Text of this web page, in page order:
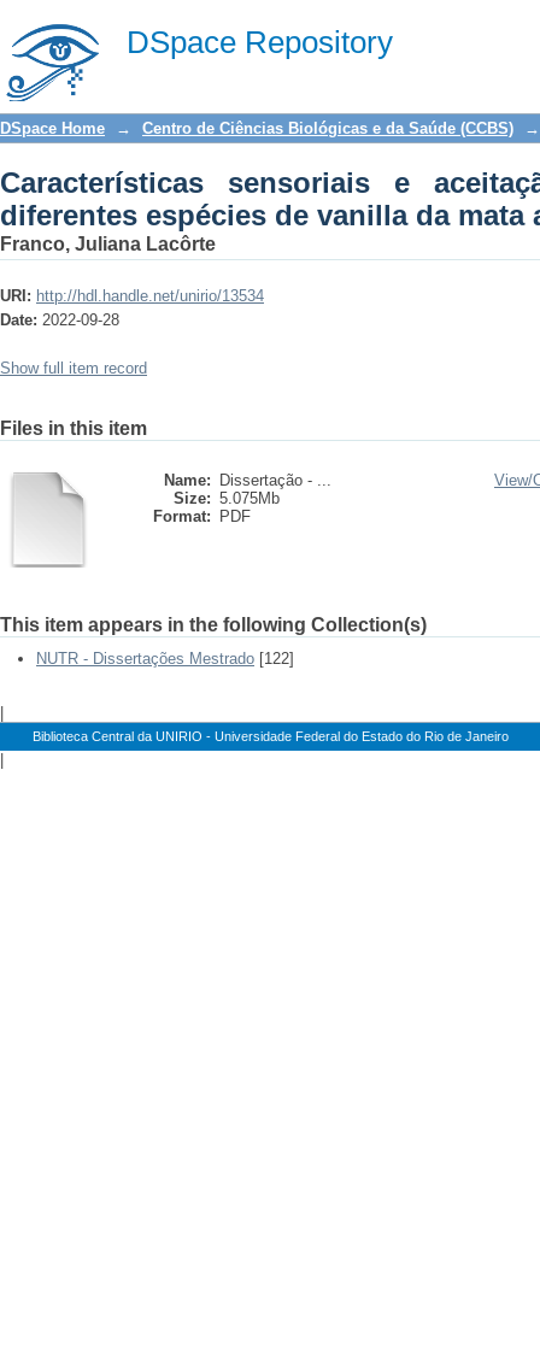
DSpace Repository
Características sensoriais e
da mata atlântica brasileira
DSpace Home → Centro de Ciências Biológicas e da Saúde (CCBS) →
Características sensoriais e
diferentes espécies de vanilla da mata
Franco, Juliana Lacôrte
URI: http://hdl.handle.net/unirio/13534
Date: 2022-09-28
Show full item record
Files in this item
Name:
Dissertação - ...
Size: 5.075Mb
Format:
PDF
View/
This item appears in the following Collection(s)
NUTR - Dissertações Mestrado [122]
Biblioteca Central da UNIRIO - Universidade Federal do Estado do Rio de Janeiro